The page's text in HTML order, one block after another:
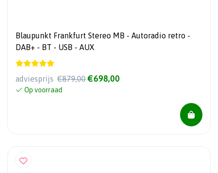
Blaupunkt Frankfurt Stereo MB - Autoradio retro -
DAB+ - BT - USB - AUX
adviesprijs €879,00 €698,00
Op voorraad